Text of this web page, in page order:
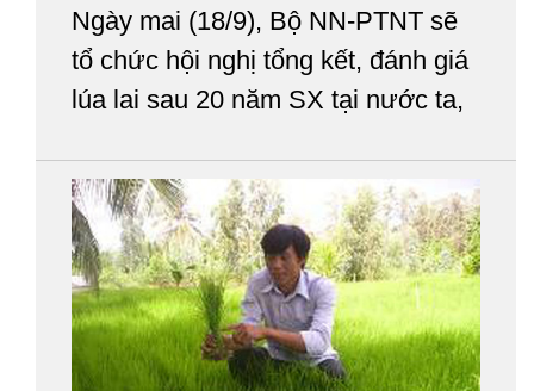
Ngày mai (18/9), Bộ NN-PTNT sẽ
tổ chức hội nghị tổng kết, đánh giá
lúa lai sau 20 năm SX tại nước ta,
lai giai đoạn 2013-2020. NNVN đã
có cuộc trao đổi với ông Lê Hưng
Quốc, Phó Chủ tịch Hiệp hội
Thương mại giống cây trồng VN,
nguyên Cục trưởng Cục Khuyến
nông-khuyến lâm, Cục Nông